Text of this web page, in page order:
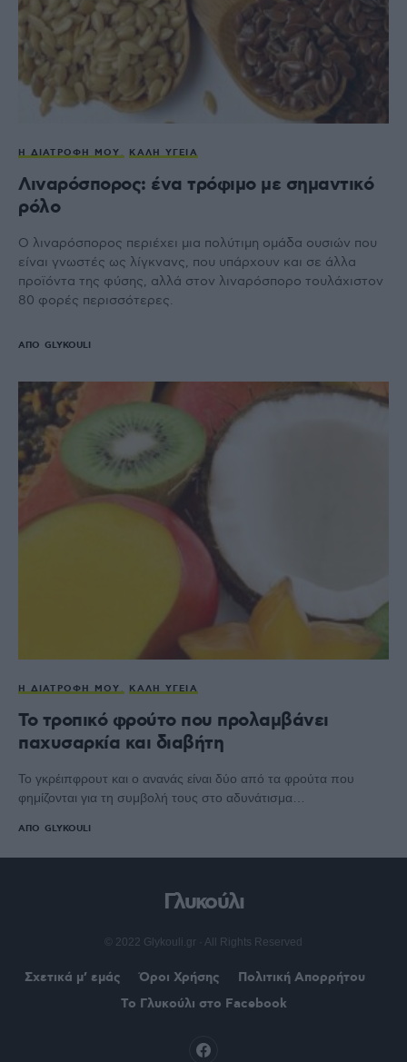
Η ΔΙΑΤΡΟΦΉ ΜΟΥ ΚΑΛΉ ΥΓΕΊΑ
Λιναρόσπορος: ένα τρόφιμο με σημαντικό
ρόλο
Ο λιναρόσπορος περιέχει μια πολύτιμη ομάδα ουσιών που
είναι γνωστές ως λίγκνανς, που υπάρχουν και σε άλλα
προϊόντα της φύσης, αλλά στον λιναρόσπορο τουλάχιστον
80 φορές περισσότερες.
ΑΠΌ GLYKOULI
Η ΔΙΑΤΡΟΦΉ ΜΟΥ ΚΑΛΉ ΥΓΕΊΑ
Το τροπικό φρούτο που προλαμβάνει
παχυσαρκία και διαβήτη
Το γκρέιπφρουτ και ο ανανάς είναι δύο από τα φρούτα που
φημίζονται για τη συμβολή τους στο αδυνάτισμα…
ΑΠΌ GLYKOULI
Γλυκούλι
© 2022 Glykouli.gr · All Rights Reserved
Σχετικά μ’ εμάς Όροι Χρήσης
Πολιτική Απορρήτου
Το Γλυκούλι στο Facebook